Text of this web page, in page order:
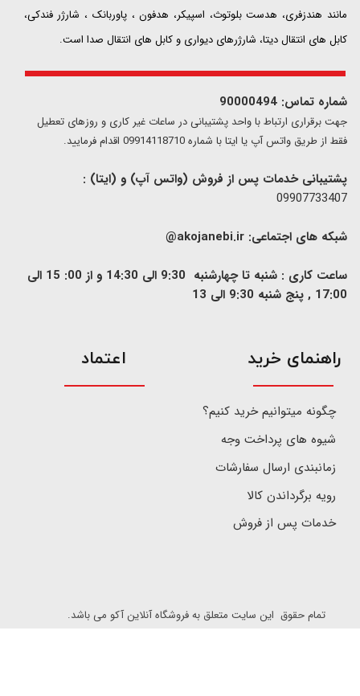
مانند هندزفری، هدست بلوتوث، اسپیکر، هدفون ، پاوربانک ، شارژر فندکی،
کابل های انتقال دیتا، شارژرهای دیواری و کابل های انتقال صدا است.
شماره تماس: 90000494
​​جهت برقراری ارتباط با واحد پشتیبانی در ساعات غیر کاری و روزهای تعطیل
فقط از طریق واتس آپ یا ایتا با شماره 09914118710 اقدام فرمایید.
پشتیبانی خدمات پس از فروش (واتس آپ) و (ایتا) :
09907733407
شبکه های اجتماعی: akojanebi.ir@
ساعت کاری : شنبه تا چهارشنبه 9:30 الی 14:30 و از 00: 15 الی
17:00 , پنج شنبه 9:30 الی 13
​راهنمای خرید
چگونه میتوانیم خرید کنیم؟
شیوه های پرداخت وجه
زمانبندی ارسال سفارشات
رویه برگرداندن کالا
خدمات پس از فروش
تمام حقوق این سایت متعلق به فروشگاه آنلاین آکو می باشد.
اعتماد